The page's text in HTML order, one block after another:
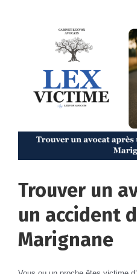
Trouver un
un accident
Marignane